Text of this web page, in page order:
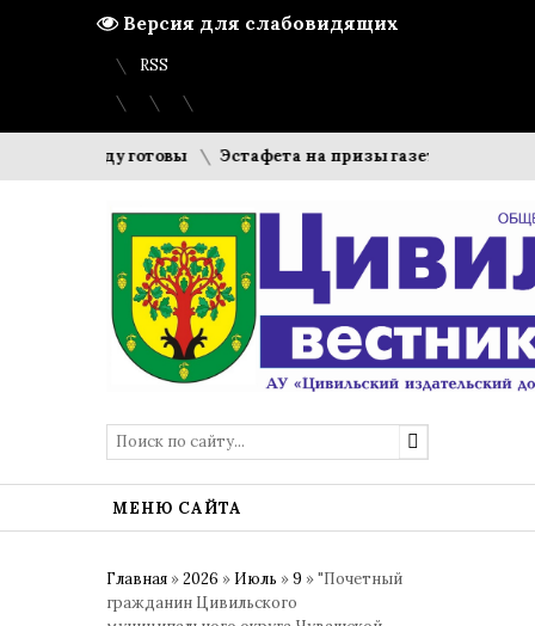
Версия для слабовидящих
Вход Регистрация
Карта сайта
RSS
году готовы Эстафета на призы газеты
МЕНЮ САЙТА
Главная »2026 » Июль »9 » "Почетный
гражданин Цивильского